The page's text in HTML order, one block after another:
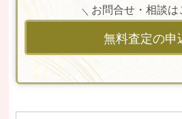
お問合せ・相談は
無料査定の申